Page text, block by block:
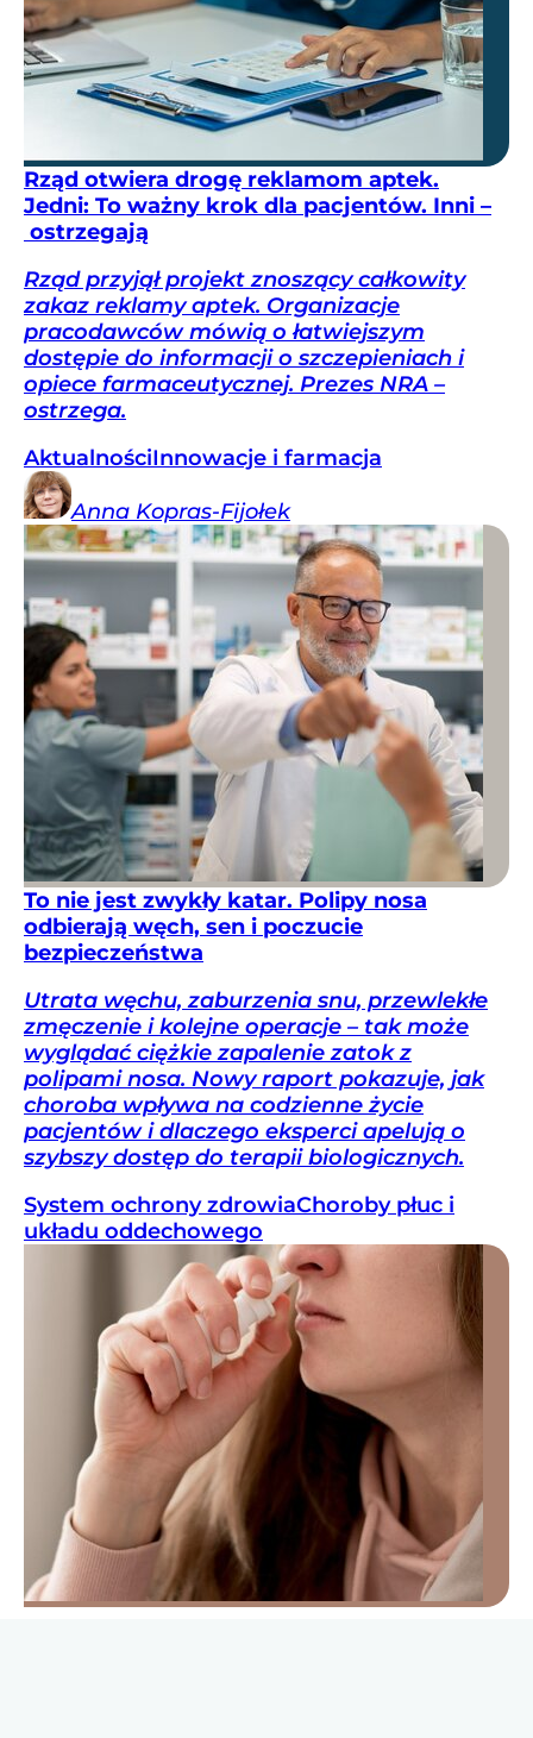
Rząd otwiera drogę reklamom aptek.
Jedni: To ważny krok dla pacjentów. Inni –
ostrzegają
Rząd przyjął projekt znoszący całkowity
zakaz reklamy aptek. Organizacje
pracodawców mówią o łatwiejszym
dostępie do informacji o szczepieniach i
opiece farmaceutycznej. Prezes NRA –
ostrzega.
AktualnościInnowacje i farmacja
Anna Kopras-Fijołek
To nie jest zwykły katar. Polipy nosa
odbierają węch, sen i poczucie
bezpieczeństwa
Utrata węchu, zaburzenia snu, przewlekłe
zmęczenie i kolejne operacje – tak może
wyglądać ciężkie zapalenie zatok z
polipami nosa. Nowy raport pokazuje, jak
choroba wpływa na codzienne życie
pacjentów i dlaczego eksperci apelują o
szybszy dostęp do terapii biologicznych.
System ochrony zdrowiaChoroby płuc i
układu oddechowego